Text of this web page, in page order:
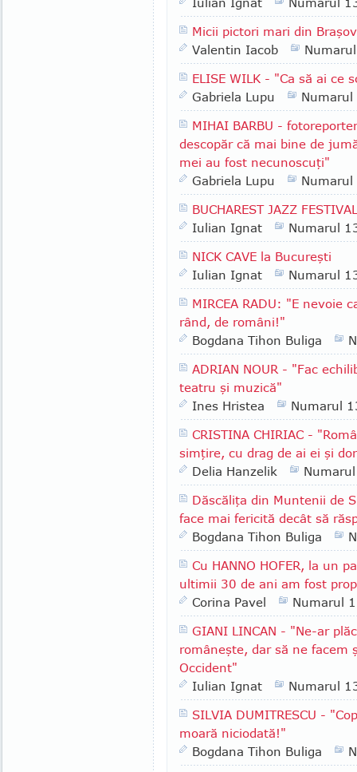
Micii pictori mari din Braşov
Valentin Iacob
ELISE WILK - "Ca să ai ce
Gabriela Lupu
MIHAI BARBU -
descopăr că mai bine de
mei au fost necunoscuţi"
Gabriela Lupu
BUCHAREST JAZZ FESTIVAL
Iulian Ignat
Numarul
NICK CAVE la Bucureşti
Iulian Ignat
Numarul
MIRCEA RADU: "E nevoie
rând, de români!"
Bogdana Tihon Buliga
ADRIAN NOUR - "Fac
teatru şi muzică"
Ines Hristea
Numarul
CRISTINA CHIRIAC -
simţire, cu drag de ai ei şi
Delia Hanzelik
Dăscăliţa din Muntenii de
face mai fericită decât să
Bogdana Tihon Buliga
Cu HANNO HOFER, la un
ultimii 30 de ani am fost
Corina Pavel
Numarul
GIANI LINCAN - "Ne-ar
româneşte, dar să ne facem
Occident"
Iulian Ignat
Numarul
SILVIA DUMITRESCU -
moară niciodată!"
Bogdana Tihon Buliga